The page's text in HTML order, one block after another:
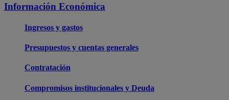
Información Económica
Ingresos y gastos
Presupuestos y cuentas generales
Contratación
Compromisos institucionales y Deuda